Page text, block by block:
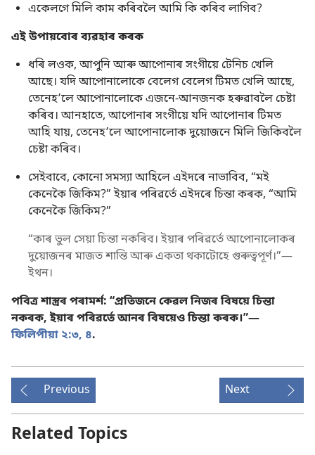
একেলগে মিলি কাম কৰিবলৈ আমি কি কৰিব লাগিব?
এই উপায়বোৰ ব্যৱহাৰ কৰক
ধৰি লওক, আপুনি আৰু আপোনাৰ সংগীয়ে টেনিচ খেলি
আছে। যদি আপোনালোকে বেলেগ বেলেগ টিমত খেলি আছে,
তেনেহʼলে আপোনালোকে এজনে-আনজনক হৰুৱাবলৈ চেষ্টা
কৰিব। আনহাতে, আপোনাৰ সংগীয়ে যদি আপোনাৰ টিমত
আহি যায়, তেনেহʼলে আপোনালোক দুয়োজনে মিলি জিকিবলৈ
চেষ্টা কৰিব।
সেইবাবে, কোনো সমস্যা আহিলে এইদৰে নাভাবিব, “মই
কেনেকৈ জিকিম?” ইয়াৰ পৰিৱৰ্তে এইদৰে চিন্তা কৰক, “আমি
কেনেকৈ জিকিম?”
“কাৰ ভুল সেয়া চিন্তা নকৰিব। ইয়াৰ পৰিৱৰ্তে আপোনালোকৰ
দুয়োজনৰ মাজত শান্তি আৰু একতা থকাটোহে গুৰুত্বপূৰ্ণ।”—
ইথন।
পবিত্ৰ শাস্ত্ৰৰ পৰামৰ্শ: “প্ৰতিজনে কেৱল নিজৰ বিষয়ে চিন্তা
নকৰক, ইয়াৰ পৰিৱৰ্তে আনৰ বিষয়েও চিন্তা কৰক।”—
ফিলিপীয়া ২:৩, ৪.
Previous Next
Related Topics